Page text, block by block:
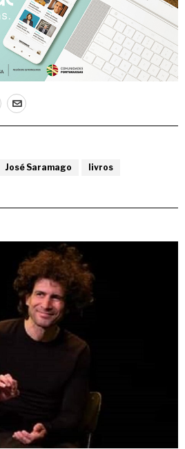
José Saramago
livros